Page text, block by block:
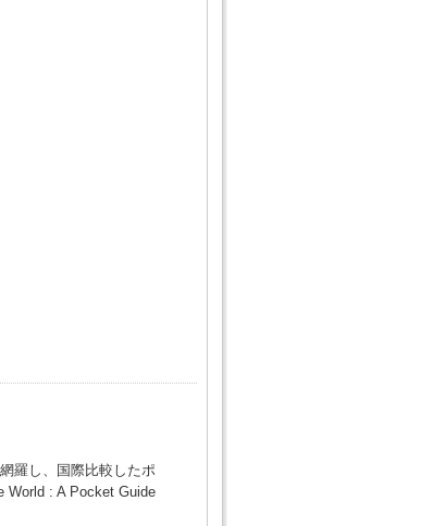
羅し、国際比較したポ
World : A Pocket Guide